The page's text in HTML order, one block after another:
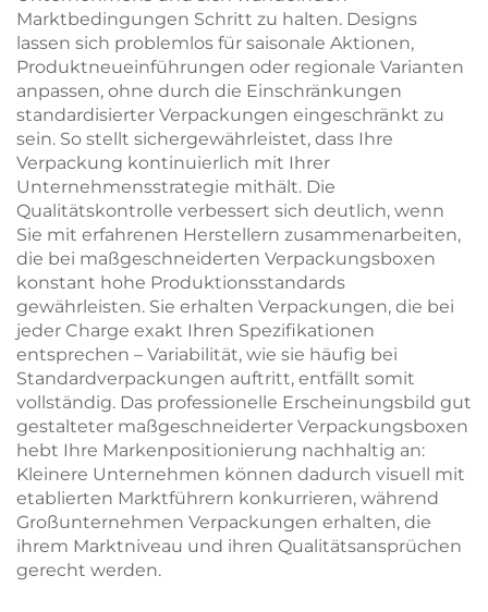
Marktbedingungen Schritt zu halten. Designs
lassen sich problemlos für saisonale Aktionen,
Produktneueinführungen oder regionale Varianten
anpassen, ohne durch die Einschränkungen
standardisierter Verpackungen eingeschränkt zu
sein. So stellt sichergewährleistet, dass Ihre
Verpackung kontinuierlich mit Ihrer
Unternehmensstrategie mithält. Die
Qualitätskontrolle verbessert sich deutlich, wenn
Sie mit erfahrenen Herstellern zusammenarbeiten,
die bei maßgeschneiderten Verpackungsboxen
konstant hohe Produktionsstandards
gewährleisten. Sie erhalten Verpackungen, die bei
jeder Charge exakt Ihren Spezifikationen
entsprechen – Variabilität, wie sie häufig bei
Standardverpackungen auftritt, entfällt somit
vollständig. Das professionelle Erscheinungsbild gut
gestalteter maßgeschneiderter Verpackungsboxen
hebt Ihre Markenpositionierung nachhaltig an:
Kleinere Unternehmen können dadurch visuell mit
etablierten Marktführern konkurrieren, während
Großunternehmen Verpackungen erhalten, die
ihrem Marktniveau und ihren Qualitätsansprüchen
gerecht werden.